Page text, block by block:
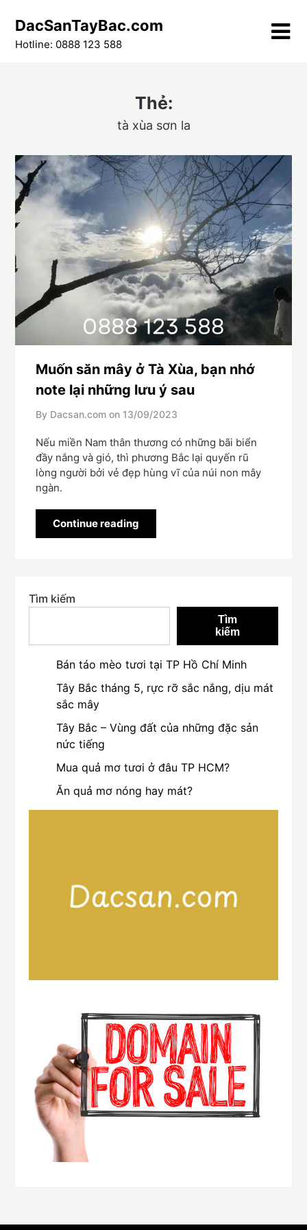
content
DacSanTayBac.com
Hotline: 0888 123 588
Thẻ:
tà xùa sơn la
Muốn săn mây ở Tà Xùa, bạn nhớ
note lại những lưu ý sau
By Dacsan.com on 13/09/2023
Nếu miền Nam thân thương có những bãi biển
đầy nắng và gió, thì phương Bắc lại quyến rũ
lòng người bởi vẻ đẹp hùng vĩ của núi non mây
ngàn.
Continue reading
Tìm kiếm
Tìm
kiếm
Bán táo mèo tươi tại TP Hồ Chí Minh
Tây Bắc tháng 5, rực rỡ sắc nắng, dịu mát
sắc mây
Tây Bắc – Vùng đất của những đặc sản
nức tiếng
Mua quả mơ tươi ở đâu TP HCM?
Ăn quả mơ nóng hay mát?